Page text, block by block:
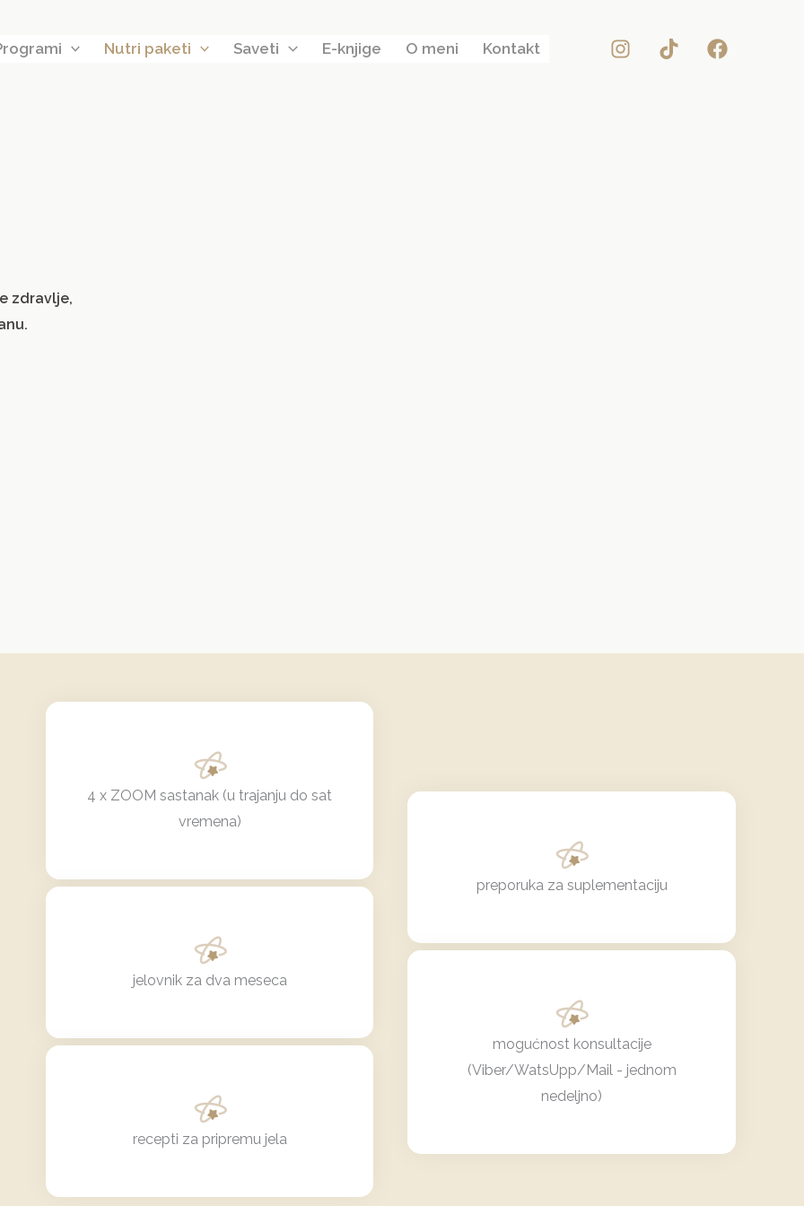
Nutri paketi Saveti E-knjige O meni Kontakt
zdravlje,
4 x ZOOM sastanak (u trajanju do sat
vremena)
jelovnik za dva meseca
recepti za pripremu jela
preporuka za suplementaciju
mogućnost konsultacije
(Viber/WatsUpp/Mail - jednom
nedeljno)